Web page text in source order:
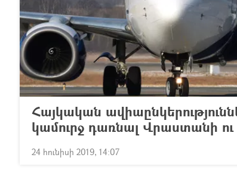
Հայկական
կամուրջ դառնալ Վրաստանի
24 հունիսի 2019, 14:07